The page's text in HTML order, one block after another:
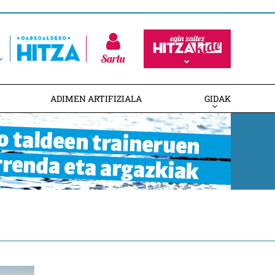
Sartu
ADIMEN ARTIFIZIALA GIDAK